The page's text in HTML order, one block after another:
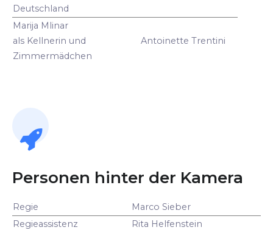
Deutschland
Marija Mlinar
als Kellnerin und
Zimmermädchen
Antoinette Trentini
Personen hinter der Kamera
Regie
Marco Sieber
Regieassistenz
Rita Helfenstein